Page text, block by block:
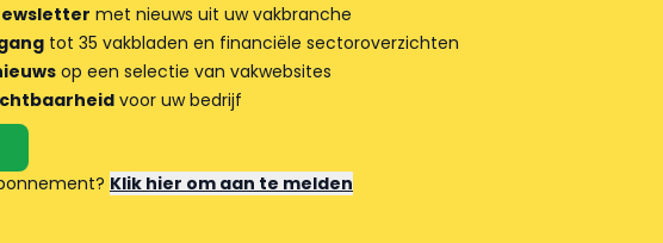
met nieuws uit uw vakbranche
tot 35 vakbladen en financiële sectoroverzichten
op een selectie van vakwebsites
voor uw bedrijf
Klik hier om aan te melden